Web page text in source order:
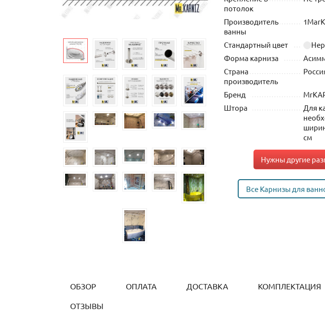
потолок
Производитель
ванны
Стандартный цвет
Форма карниза
Страна
производитель
Бренд
Штора
Для
см
Нужны другие
Все Карнизы для
ОБЗОР ОПЛАТА ДОСТАВКА КОМПЛЕКТАЦИЯ
ОТЗЫВЫ